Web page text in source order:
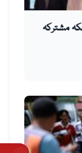
مشترکہ